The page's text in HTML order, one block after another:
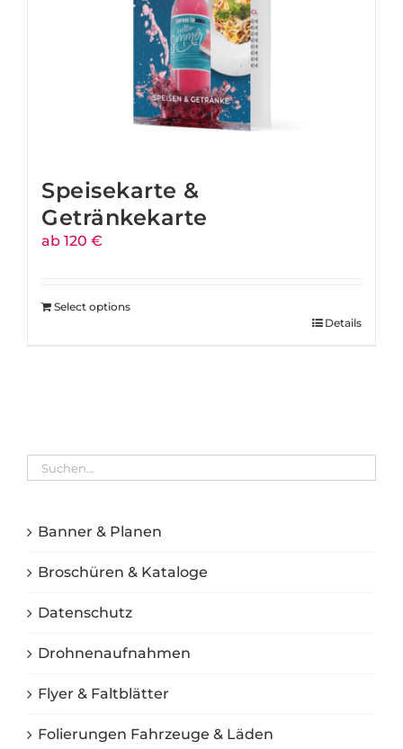
Speisekarte &
Getränkekarte
ab 120 €
Select options
Details
Banner & Planen
Broschüren & Kataloge
Datenschutz
Drohnenaufnahmen
Flyer & Faltblätter
Folierungen Fahrzeuge & Läden